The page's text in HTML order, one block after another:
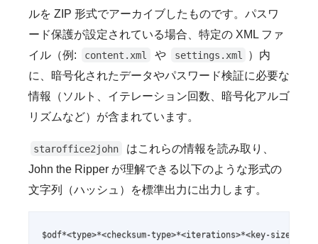
ルを ZIP 形式でアーカイブしたものです。パスワ
ード保護が設定されている場合、特定の XML ファ
イル（例:
content.xml や settings.xml
）内
に、暗号化されたデータやパスワード検証に必要な
情報（ソルト、イテレーション回数、暗号化アルゴ
リズムなど）が含まれています。
staroffice2john
はこれらの情報を読み取り、
John the Ripper が理解できる以下のような形式の
文字列（ハッシュ）を標準出力に出力します。
$odf*<type>*<checksum-type>*<iterations>*<key-